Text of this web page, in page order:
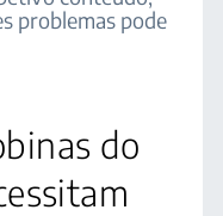
problemas pode
do